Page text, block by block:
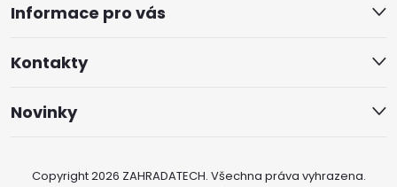
Informace pro vás
Kontakty
Novinky
Copyright 2026 ZAHRADATECH. Všechna práva vyhrazena.